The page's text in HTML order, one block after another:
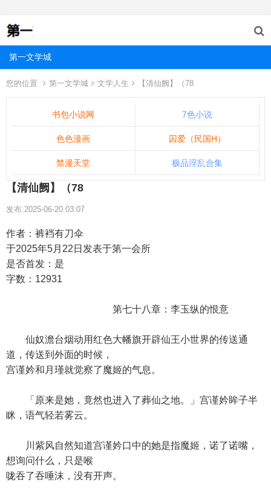
第一文学城
您的位置 第一文学城 文学人生 【清仙阙】（78
书包小说网 7色小说
色色漫画 囚爱（民国H）
禁漫天堂 极品淫乱合集
【清仙阙】（78
发布:2025-06-20 03:07
作者：裤裆有刀伞
于2025年5月22日发表于第一会所
是否首发：是
字数：12931
第七十八章：李玉纵的恨意
仙奴澹台烟动用红色大幡旗开辟仙王小世界的传送通
道，传送到外面的时候，
宫谨妗和月瑾就觉察了魔姬的气息。
「原来是她，竟然也进入了葬仙之地。」宫谨妗眸子半
眯，语气轻若雾云。
川紫风自然知道宫谨妗口中的她是指魔姬，诺了诺嘴，
想询问什么，只是喉
咙吞了吞唾沫，没有开声。